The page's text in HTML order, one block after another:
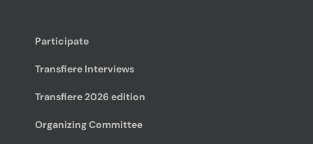
Participate
Transfiere Interviews
Transfiere 2026 edition
Organizing Committee